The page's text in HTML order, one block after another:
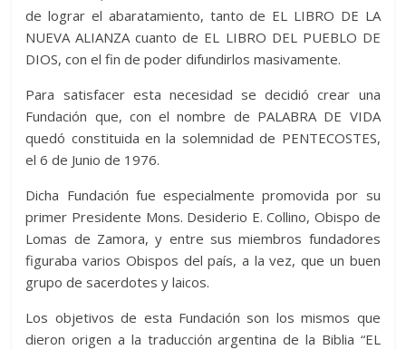
de lograr el abaratamiento, tanto de EL LIBRO DE LA
NUEVA ALIANZA cuanto de EL LIBRO DEL PUEBLO DE
DIOS, con el fin de poder difundirlos masivamente.
Para satisfacer esta necesidad se decidió crear una
Fundación que, con el nombre de PALABRA DE VIDA
quedó constituida en la solemnidad de PENTECOSTES,
el 6 de Junio de 1976.
Dicha Fundación fue especialmente promovida por su
primer Presidente Mons. Desiderio E. Collino, Obispo de
Lomas de Zamora, y entre sus miembros fundadores
figuraba varios Obispos del país, a la vez, que un buen
grupo de sacerdotes y laicos.
Los objetivos de esta Fundación son los mismos que
dieron origen a la traducción argentina de la Biblia “EL